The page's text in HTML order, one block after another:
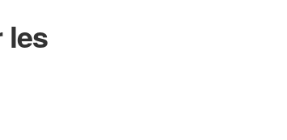
les